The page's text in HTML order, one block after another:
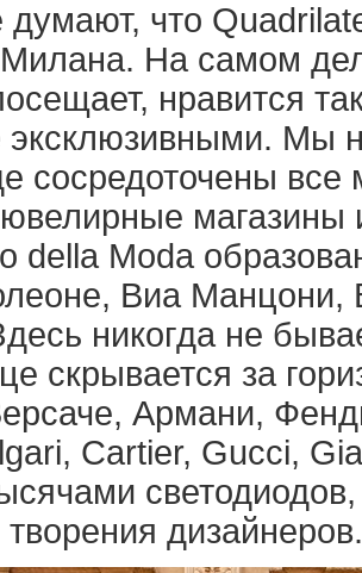
что
На самом
нравится
эксклюзивными. Мы
сосредоточены
магазины
della Moda
Виа Манцони,
никогда не
скрывается за
Армани,
Cartier, Gucci,
дизайнеров.